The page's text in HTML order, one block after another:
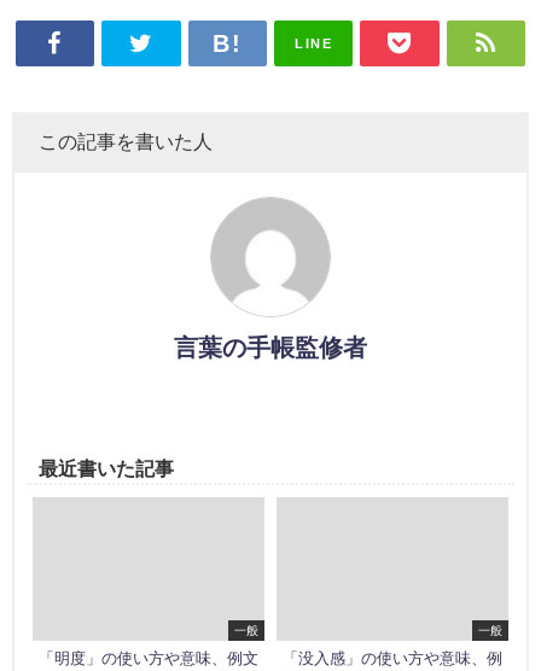
LINE
この記事を書いた人
言葉の手帳監修者
最近書いた記事
一般
「明度」の使い方や意味、例文
一般
「没入感」の使い方や意味、例